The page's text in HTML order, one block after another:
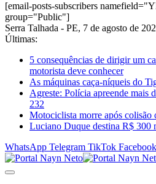
[email-posts-subscribers
group="Public"]
Serra Talhada - PE, 7 de agosto de
Últimas:
5 consequências de dirigir um
motorista deve conhecer
As máquinas caça-níqueis do
Agreste: Polícia apreende mais
232
Motociclista morre após colisão
Luciano Duque destina R$ 300
WhatsApp Telegram TikTok Facebook